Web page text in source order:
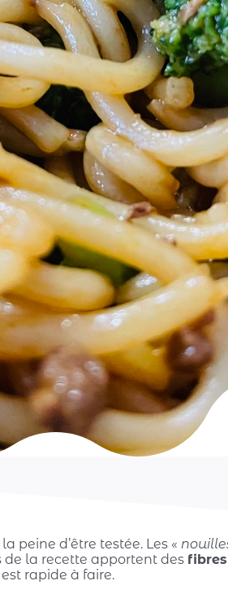
peine d’être testée. Les «
de la recette apportent des fibres
rapide à faire.